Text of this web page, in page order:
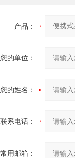
产品：
您的单位：
您的姓名：
联系电话：
常用邮箱：